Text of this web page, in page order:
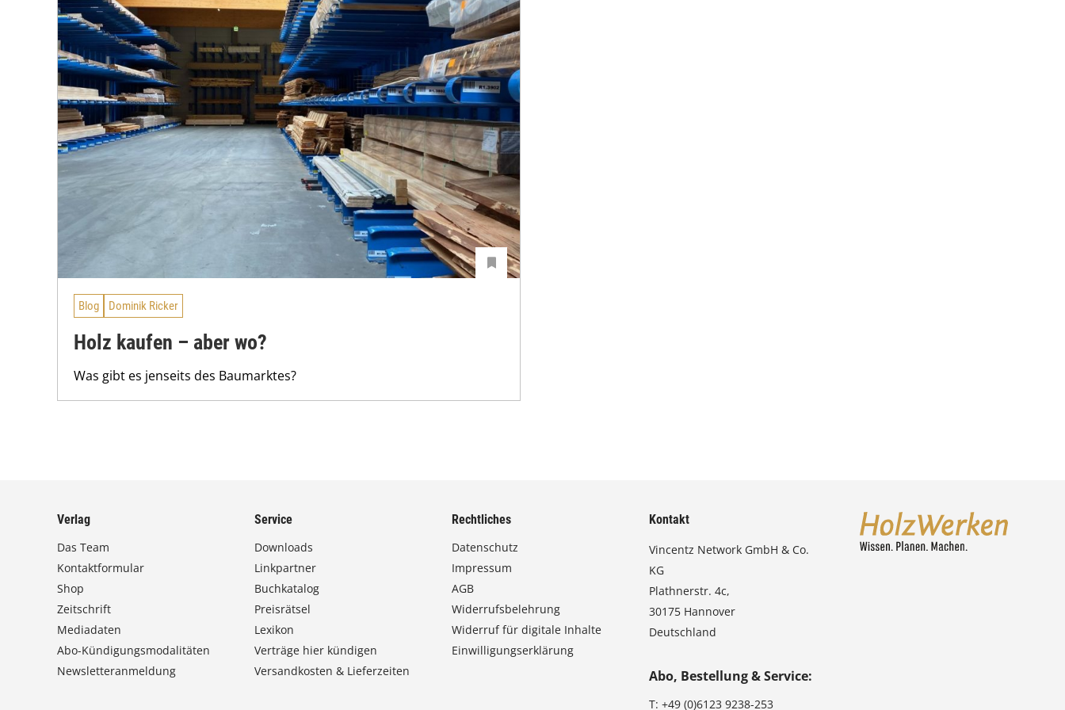
Blog Dominik Ricker
Holz kaufen – aber wo?
Was gibt es jenseits des Baumarktes?
Verlag
Das Team
Kontaktformular
Shop
Zeitschrift
Mediadaten
Abo-Kündigungsmodalitäten
Newsletteranmeldung
Service
Downloads
Linkpartner
Buchkatalog
Preisrätsel
Lexikon
Verträge hier kündigen
Versandkosten & Lieferzeiten
Rechtliches
Datenschutz
Impressum
AGB
Widerrufsbelehrung
Widerruf für digitale Inhalte
Einwilligungserklärung
Kontakt
Vincentz Network GmbH & Co.
KG
Plathnerstr. 4c,
30175 Hannover
Deutschland
Abo, Bestellung & Service:
T:+49 (0)6123 9238-253